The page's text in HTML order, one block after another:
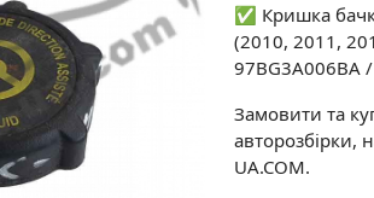
✅ Кришка
(2010, 2011,
97BG3A006BA
Замовити та
авторозбірки,
UA.COM.